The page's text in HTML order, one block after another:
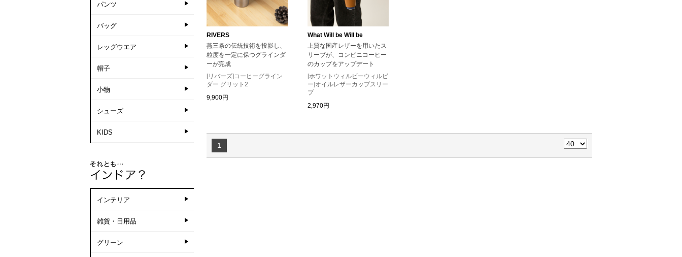
パンツ
バッグ
レッグウエア
帽子
小物
シューズ
KIDS
インテリア
雑貨・日用品
グリーン
RIVERS
燕三条の伝統技術を投影し、
粒度を一定に保つグラインダ
ーが完成
[リバーズ]コーヒーグライン
ダー グリット2
9,900円
What Will be Will be
上質な国産レザーを用いたス
リーブが、コンビニコーヒー
のカップをアップデート
[ホワットウィルビーウィルビ
ー]オイルレザーカップスリー
ブ
2,970円
1